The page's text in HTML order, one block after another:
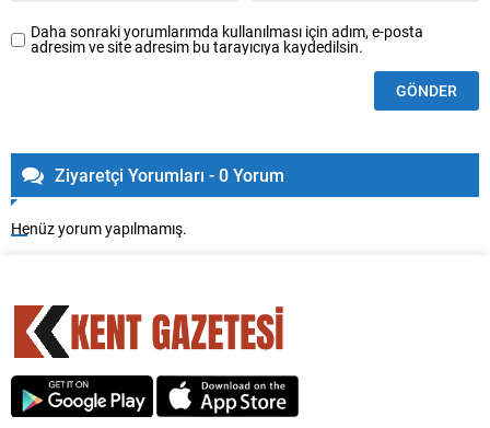
Daha sonraki yorumlarımda kullanılması için adım, e-posta
adresim ve site adresim bu tarayıcıya kaydedilsin.
Ziyaretçi Yorumları - 0 Yorum
Henüz yorum yapılmamış.